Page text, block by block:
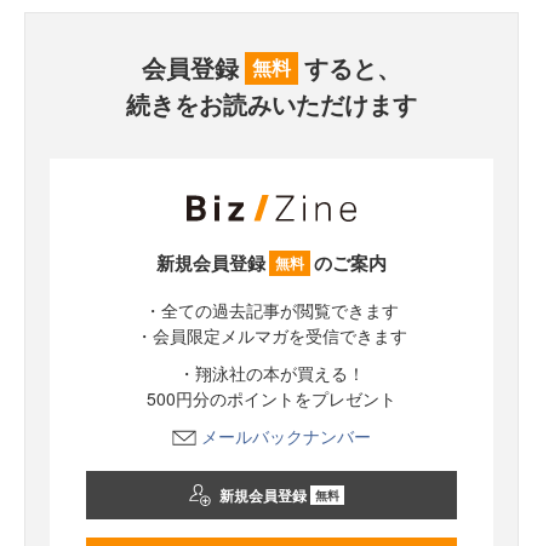
会員登録 無料 すると、
続きをお読みいただけます
新規会員登録 無料 のご案内
・全ての過去記事が閲覧できます
・会員限定メルマガを受信できます
・翔泳社の本が買える！
500円分のポイントをプレゼント
メールバックナンバー
新規会員登録 無料